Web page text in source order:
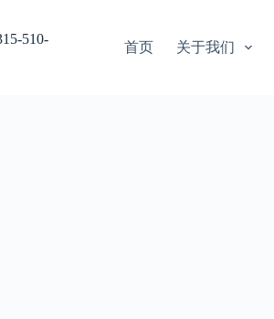
510-
首页 关于我们